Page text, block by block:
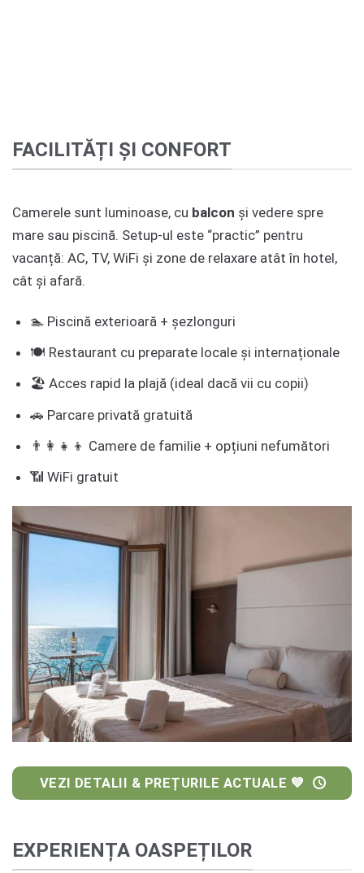
FACILITĂȚI ȘI CONFORT
Camerele sunt luminoase, cu balcon și vedere spre
mare sau piscină. Setup-ul este “practic” pentru
vacanță: AC, TV, WiFi și zone de relaxare atât în hotel,
cât și afară.
🏊 Piscină exterioară + șezlonguri
🍽️ Restaurant cu preparate locale și internaționale
🏖️ Acces rapid la plajă (ideal dacă vii cu copii)
🚗 Parcare privată gratuită
👨‍👩‍👧‍👦 Camere de familie + opțiuni nefumători
📶 WiFi gratuit
VEZI DETALII & PREȚURILE ACTUALE 💙
EXPERIENȚA OASPEȚILOR